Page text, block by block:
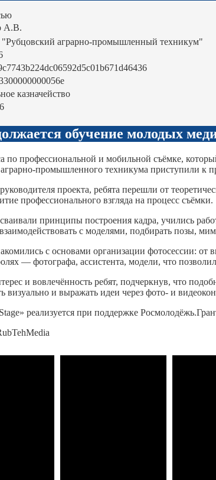
А.В.
аграрно-промышленный техникум"
казначейство
обучение молодых
по профессиональной и мобильной съёмке,
аграрно-промышленного техникума приступили к
проекта, ребята перешли от
профессионального взгляда на процесс съёмки.
принципы построения кадра, учились
с моделями, подбирать позы,
с основами организации фотосессии:
— фотографа, ассистента, модели, что
и вовлечённость ребят, подчеркнув, что
визуально и выражать идеи через фото- и
реализуется при поддержке